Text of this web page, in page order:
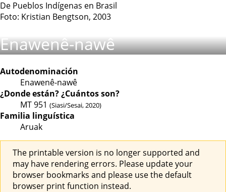
De Pueblos Indígenas en Brasil
Foto: Kristian Bengtson, 2003
Enawenê-nawê
Autodenominación
Enawenê-nawê
¿Donde están?¿Cuántos son?
MT951 (Siasi/Sesai, 2020)
Familia linguística
Aruak
The printable version is no longer supported and
may have rendering errors. Please update your
browser bookmarks and please use the default
browser print function instead.